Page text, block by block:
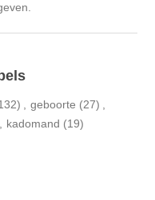
geboorte (27)
kadomand (19)